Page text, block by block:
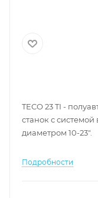
TECO 23 TI -
станок с
диаметром 10-23".
Подробности